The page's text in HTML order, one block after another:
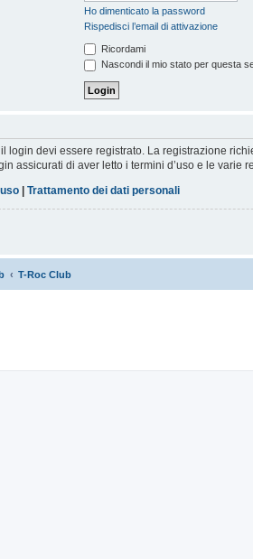
Ho dimenticato la password
Rispedisci l’email di attivazione
Ricordami
Nascondi il mio stato per questa
login devi essere registrato. La registrazione
assicurati di aver letto i termini d’uso e le varie
Trattamento dei dati personali
T-Roc Club